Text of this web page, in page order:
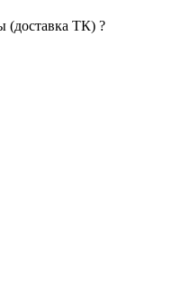
(доставка ТК) ?